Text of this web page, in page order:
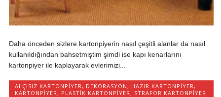
Daha önceden sizlere kartonpiyerin nasıl çeşitli alanlar da nasıl
kullanıldığından bahsetmiştim şimdi ise kapı kenarlarını
kartonpiyer ile kaplayarak evlerimizi...
ALÇISIZ KARTONPIYER , DEKORASYON , HAZIR KARTONPIYER ,
KARTONPIYER , PLASTIK KARTONPIYER , STRAFOR KARTONPIYER